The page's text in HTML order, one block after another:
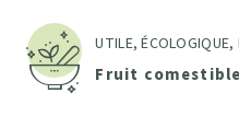
UTILE, ÉCOLOGIQUE,
Fruit comestible